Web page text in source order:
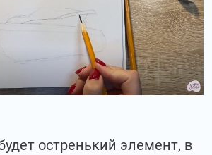
остренький элемент, в